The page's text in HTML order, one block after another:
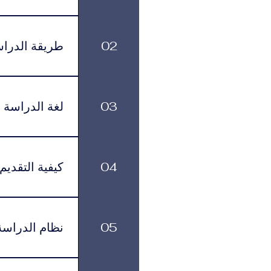
الرسوم
02 طريقة
لموافقة التأشيرة وأنظمة السفر.
03 لغة الدراسة
يتم تقديم البرنامج باللغة العربية.
04 كيفية التقديم
يمكن تقديم طلب
القبول بمساعدتك خلال جميع مراحل التقديم والتسجيل.
05 نظام
يتم تقديم